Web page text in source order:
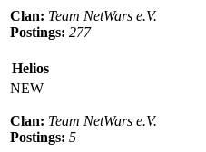
Clan: Team NetWars e.V.
Postings: 277
Helios
NEW
Clan: Team NetWars e.V.
Postings: 5